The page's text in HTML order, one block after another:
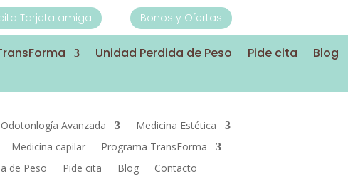
Tarjeta amiga Bonos y Ofertas
Unidad Perdida de Peso Pide cita
Blog
Odotonlogía Avanzada
Medicina Estética
Medicina capilar
Programa TransForma
de Peso
Pide cita Blog
Contacto